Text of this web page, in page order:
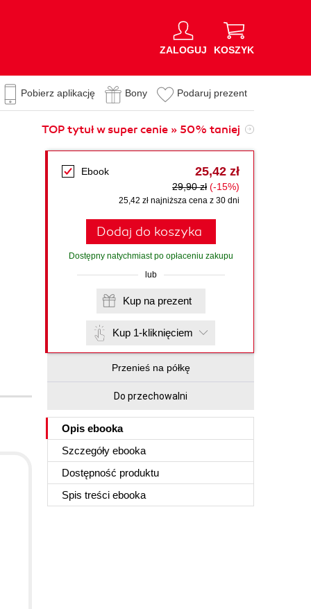
ZALOGUJ KOSZYK
Pobierz aplikację Bony Podaruj prezent
TOP tytuł w super cenie » 50% taniej
Ebook 25,42 zł
29,90 zł (-15%)
25,42 zł najniższa cena z 30 dni
Dodaj do koszyka
Dostępny natychmiast po opłaceniu zakupu
lub
Kup na prezent
Kup 1-kliknięciem
Przenieś na półkę
Do przechowalni
Opis ebooka
Szczegóły ebooka
Dostępność produktu
Spis treści ebooka